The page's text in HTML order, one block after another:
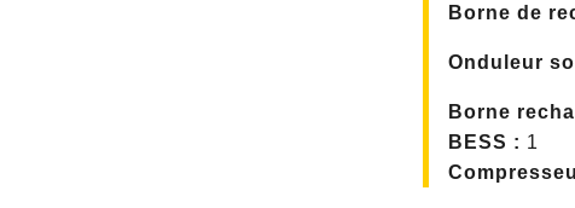
Borne de
Onduleur
Borne
BESS : 1